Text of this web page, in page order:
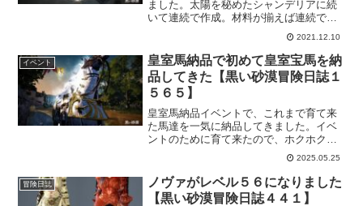
ました。太陽を秘めたシャンデリアに続
いて連続で作成。材料が揃えば連続で作
れると、テンション上がる。２つのシャ
ンデリアが手に入ってどっちのが素敵な
んだろうと確認してみて、気に入った方
をもう一回作るのもいいかも。
2021.12.10
イベント
皇室馬納品で初めて皇室宝馬を納
品してきた【黒い砂漠冒険日誌１
５６５】
皇室馬納品イベントで、これまで育て来
た馬達を一気に納品してきました。イベ
ントのために育て来たので、ホクホク気
分が味わえますし、何より、我が厩舎に1
頭だけいる「皇室宝馬」の納品がすごく
楽しみでした。おかげで素敵な報酬に顔
もほころぶというものです。
2025.05.25
冒険日誌
ノヴァがレベル５６になりました
【黒い砂漠冒険日誌４４１】